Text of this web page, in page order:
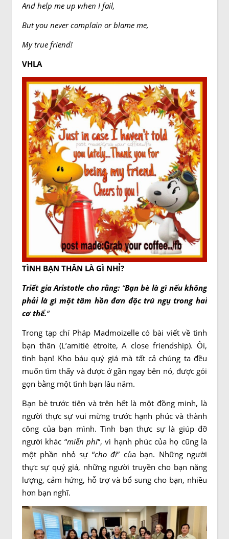
And help me up when I fail,
But you never complain or blame me,
My true friend!
VHLA
TÌNH BẠN THÂN LÀ GÌ NHỈ?
Triết gia Aristotle cho rằng: “Bạn bè là gì nếu không
phải là gì một tâm hồn đơn độc trú ngụ trong hai
cơ thể.“
Trong tạp chí Pháp Madmoizelle có bài viết về tình
bạn thân (L’amitié étroite, A close friendship). Ôi,
tình bạn! Kho báu quý giá mà tất cả chúng ta đều
muốn tìm thấy và được ở gần ngay bên nó, được gói
gọn bằng một tình bạn lâu năm.
Bạn bè trước tiên và trên hết là một đồng minh, là
người thực sự vui mừng trước hạnh phúc và thành
công của bạn mình. Tình bạn thực sự là giúp đỡ
người khác “miễn phí“, vì hạnh phúc của họ cũng là
một phần nhỏ sự “cho đi” của bạn. Những người
thực sự quý giá, những người truyền cho bạn năng
lượng, cảm hứng, hỗ trợ và bổ sung cho bạn, nhiều
hơn bạn nghĩ.